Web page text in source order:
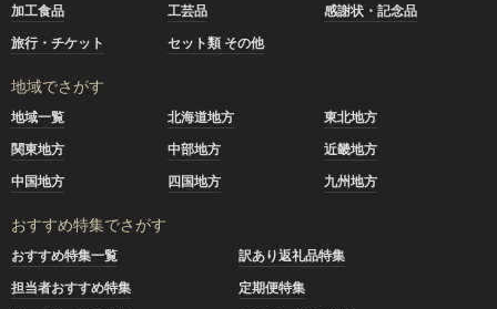
加工食品
工芸品
感謝状・記念品
旅行・チケット
セット類 その他
地域でさがす
地域一覧 北海道地方
東北地方
関東地方
中部地方
近畿地方
中国地方
四国地方 九州地方
おすすめ特集でさがす
おすすめ特集一覧
訳あり返礼品特集
担当者おすすめ特集
定期便特集